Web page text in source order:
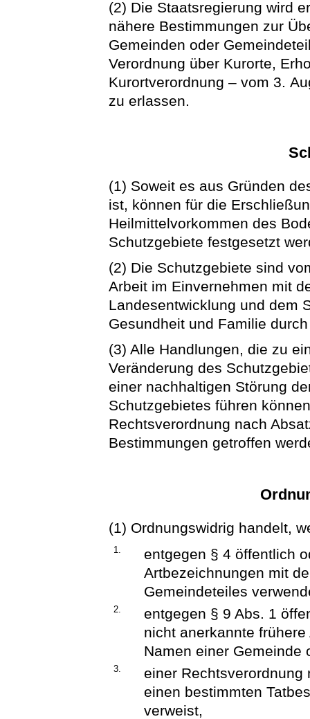
(2) Die Staatsregierung wird
nähere Bestimmungen zur
Gemeinden oder
Verordnung über Kurorte,
Kurortverordnung – vom 3.
zu erlassen.
(1) Soweit es aus Gründen
ist, können für die
Heilmittelvorkommen des
Schutzgebiete festgesetzt
(2) Die Schutzgebiete sind
Arbeit im Einvernehmen mit
Landesentwicklung und dem
Gesundheit und Familie
(3) Alle Handlungen, die zu
Veränderung des
einer nachhaltigen Störung
Schutzgebietes führen
Rechtsverordnung nach
Bestimmungen getroffen
(1) Ordnungswidrig handelt,
1.
entgegen § 4 öffentlich
Artbezeichnungen mit
Gemeindeteiles
2.
entgegen § 9 Abs. 1
nicht anerkannte
Namen einer Gemeinde
3.
einer Rechtsverordnung
einen bestimmten
verweist,